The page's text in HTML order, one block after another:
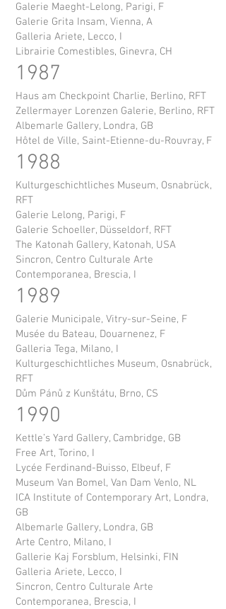
Galerie Maeght-Lelong, Parigi, F
Galerie Grita Insam, Vienna, A
Galleria Ariete, Lecco, I
Librairie Comestibles, Ginevra, CH
1987
Haus am Checkpoint Charlie, Berlino, RFT
Zellermayer Lorenzen Galerie, Berlino, RFT
Albemarle Gallery, Londra, GB
Hôtel de Ville, Saint-Etienne-du-Rouvray, F
1988
Kulturgeschichtliches Museum, Osnabrück,
RFT
Galerie Lelong, Parigi, F
Galerie Schoeller, Düsseldorf, RFT
The Katonah Gallery, Katonah, USA
Sincron, Centro Culturale Arte
Contemporanea, Brescia, I
1989
Galerie Municipale, Vitry-sur-Seine, F
Musée du Bateau, Douarnenez, F
Galleria Tega, Milano, I
Kulturgeschichtliches Museum, Osnabrück,
RFT
Dům Pánů z Kunštátu, Brno, CS
1990
Kettle’s Yard Gallery, Cambridge, GB
Free Art, Torino, I
Lycée Ferdinand-Buisso, Elbeuf, F
Museum Van Bomel, Van Dam Venlo, NL
ICA Institute of Contemporary Art, Londra,
GB
Albemarle Gallery, Londra, GB
Arte Centro, Milano, I
Gallerie Kaj Forsblum, Helsinki, FIN
Galleria Ariete, Lecco, I
Sincron, Centro Culturale Arte
Contemporanea, Brescia, I